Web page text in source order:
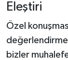
Eleştiri
Özel
bizler